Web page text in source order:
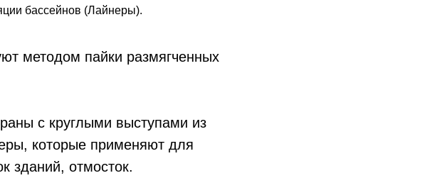
бассейнов (Лайнеры).
методом пайки размягченных
с круглыми выступами из
которые применяют для
зданий, отмосток.